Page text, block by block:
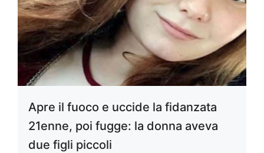
Apre il fuoco e uccide la fidanzata
21enne, poi fugge: la donna aveva
due figli piccoli